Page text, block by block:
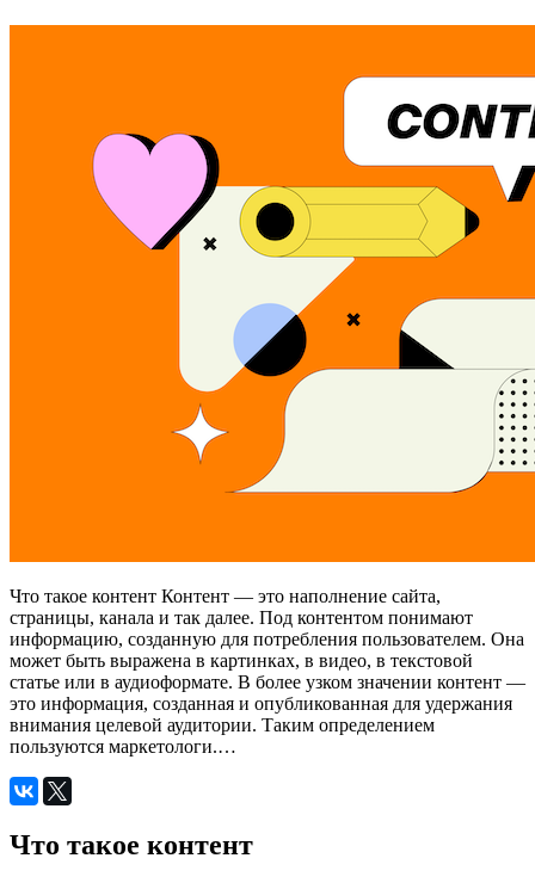
Что такое контент Контент — это наполнение сайта,
страницы, канала и так далее. Под контентом понимают
информацию, созданную для потребления пользователем. Она
может быть выражена в картинках, в видео, в текстовой
статье или в аудиоформате. В более узком значении контент —
это информация, созданная и опубликованная для удержания
внимания целевой аудитории. Таким определением
пользуются маркетологи.…
Что такое контент